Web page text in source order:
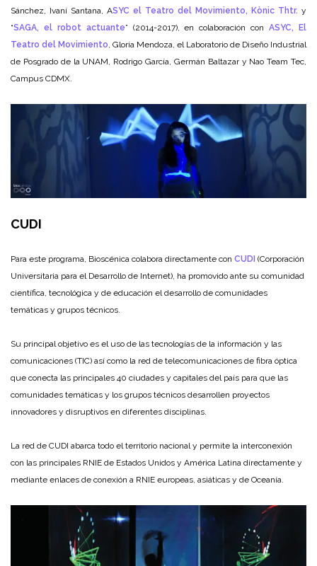
Sánchez, Ivaní Santana, ASYC el Teatro del Movimiento, Kònic Thtr. y
“SAGA, el robot actuante” (2014-2017), en colaboración conASYC, El
Teatro del Movimiento, Gloria Mendoza, el Laboratorio de Diseño Industrial
de Posgrado de la UNAM, Rodrigo García, Germán Baltazar y Nao Team Tec,
Campus CDMX.
CUDI
Para este programa, Bioscénica colabora directamente con CUDI (Corporación
Universitaria para el Desarrollo de Internet), ha promovido ante su comunidad
científica, tecnológica y de educación el desarrollo de comunidades
temáticas y grupos técnicos.
Su principal objetivo es el uso de las tecnologías de la información y las
comunicaciones (TIC) así como la red de telecomunicaciones de fibra óptica
que conecta las principales 40 ciudades y capitales del país para que las
comunidades temáticas y los grupos técnicos desarrollen proyectos
innovadores y disruptivos en diferentes disciplinas.
La red de CUDI abarca todo el territorio nacional y permite la interconexión
con las principales RNIE de Estados Unidos y América Latina directamente y
mediante enlaces de conexión a RNIE europeas, asiáticas y de Oceanía.